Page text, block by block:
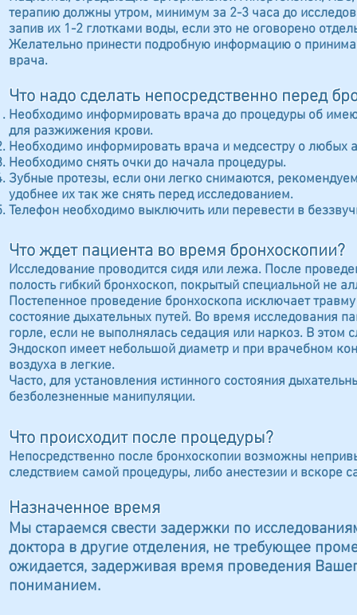
терапию должны утром, минимум за 2-3 часа до
запив их 1-2 глотками воды, если это не оговорено
Желательно принести подробную информацию о
врача.
Что надо сделать непосредственно перед
Необходимо информировать врача до процедуры об
для разжижения крови.
Необходимо информировать врача и медсестру о любых
Необходимо снять очки до начала процедуры.
Зубные протезы, если они легко снимаются,
удобнее их так же снять перед исследованием.
Телефон необходимо выключить или перевести в
Что ждет пациента во время бронхоскопии?
Исследование проводится сидя или лежа. После
полость гибкий бронхоскоп, покрытый специальной не
Постепенное проведение бронхоскопа исключает
состояние дыхательных путей. Во время исследования
горле, если не выполнялась седация или наркоз. В этом
Эндоскоп имеет небольшой диаметр и при врачебном
воздуха в легкие.
Часто, для установления истинного состояния
безболезненные манипуляции.
Что происходит после процедуры?
Непосредственно после бронхоскопии возможны
следствием самой процедуры, либо анестезии и вскоре
Назначенное время
Мы стараемся свести задержки по
доктора в другие отделения, не требующее
ожидается, задерживая время проведения
пониманием.